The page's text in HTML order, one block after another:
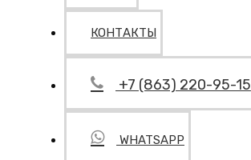
КОНТАКТЫ
+7 (863) 220-95-15
WHATSAPP